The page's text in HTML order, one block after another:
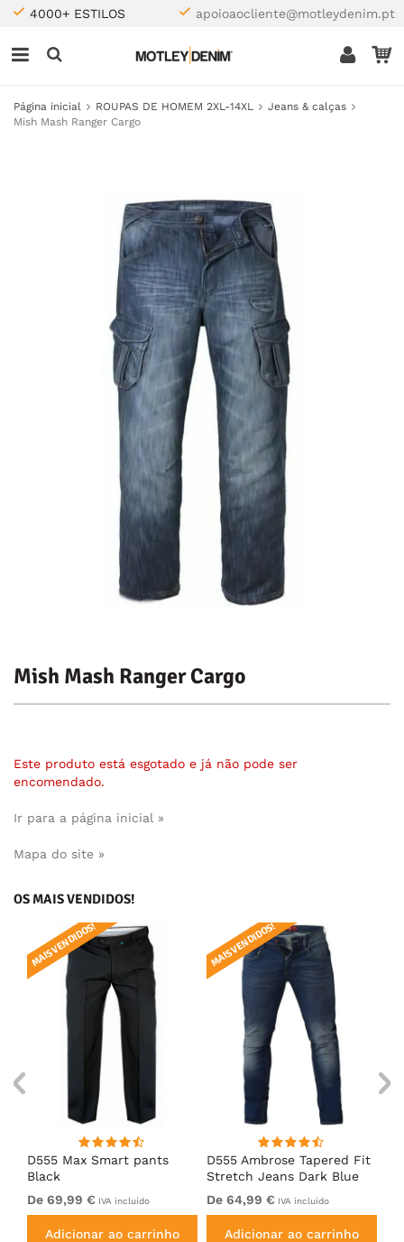
4000+ ESTILOS apoioaocliente@motleydenim.pt
Página inicial ROUPAS DE HOMEM 2XL-14XL
Jeans & calças
Mish Mash Ranger Cargo
Mish Mash Ranger Cargo
Este produto está esgotado e já não pode ser
encomendado.
Ir para a página inicial »
Mapa do site »
OS MAIS VENDIDOS!
D555 Max Smart pants
Black
MAIS VENDIDOS!
De 69,99 € IVA incluído
Adicionar ao carrinho
D555 Ambrose Tapered Fit
Stretch Jeans Dark Blue
MAIS VENDIDOS!
De 64,99 € IVA incluído
Adicionar ao carrinho